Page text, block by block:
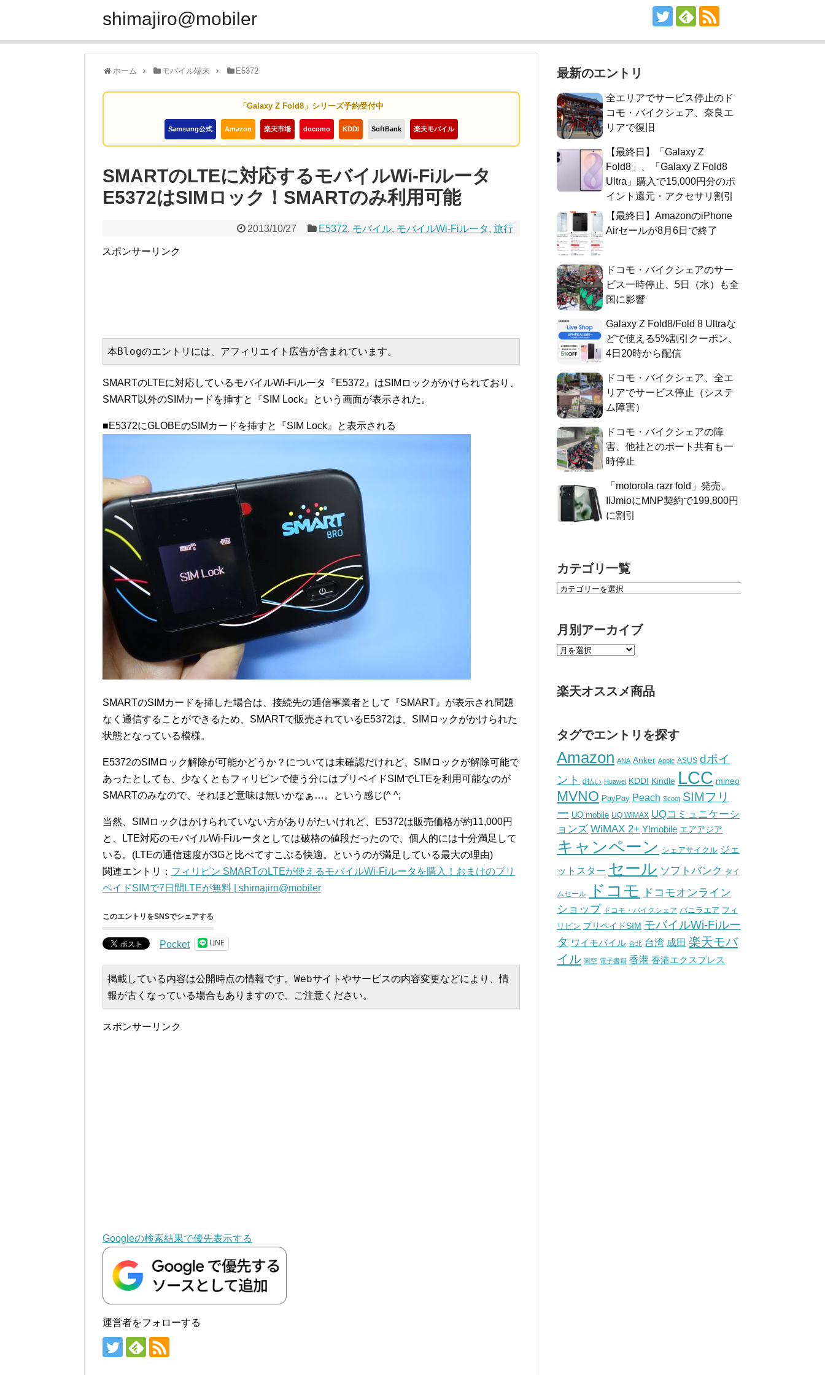
shimajiro@mobiler
ホーム モバイル端末 E5372
「Galaxy Z Fold8」シリーズ予約受付中
Samsung公式 Amazon 楽天市場 docomo KDDI SoftBank 楽天モバイル
SMARTのLTEに対応するモバイルWi-Fiルータ
E5372はSIMロック！SMARTのみ利用可能
2013/10/27 E5372, モバイル, モバイルWi-Fiルータ, 旅行
スポンサーリンク
本Blogのエントリには、アフィリエイト広告が含まれています。
SMARTのLTEに対応しているモバイルWi-Fiルータ『E5372』はSIMロックがかけられており、
SMART以外のSIMカードを挿すと『SIM Lock』という画面が表示された。
■E5372にGLOBEのSIMカードを挿すと『SIM Lock』と表示される
SMARTのSIMカードを挿した場合は、接続先の通信事業者として『SMART』が表示され問題
なく通信することができるため、SMARTで販売されているE5372は、SIMロックがかけられた
状態となっている模様。
E5372のSIMロック解除が可能かどうか？については未確認だけれど、SIMロックが解除可能で
あったとしても、少なくともフィリピンで使う分にはプリペイドSIMでLTEを利用可能なのが
SMARTのみなので、それほど意味は無いかなぁ…。という感じ(^ ^;
当然、SIMロックはかけられていない方がありがたいけれど、E5372は販売価格が約11,000円
と、LTE対応のモバイルWi-Fiルータとしては破格の値段だったので、個人的には十分満足して
いる。(LTEの通信速度が3Gと比べてすこぶる快適。というのが満足している最大の理由)
関連エントリ： フィリピン SMARTのLTEが使えるモバイルWi-Fiルータを購入！おまけのプリ
ペイドSIMで7日間LTEが無料 | shimajiro@mobiler
このエントリをSNSでシェアする
Pocket LINE
掲載している内容は公開時点の情報です。Webサイトやサービスの内容変更などにより、情
報が古くなっている場合もありますので、ご注意ください。
スポンサーリンク
Googleの検索結果で優先表示する
運営者をフォローする
最新のエントリ
全エリアでサービス停止のド
コモ・バイクシェア、奈良エ
リアで復旧
【最終日】「Galaxy Z
Fold8」、「Galaxy Z Fold8
Ultra」購入で15,000円分のポ
イント還元・アクセサリ割引
【最終日】AmazonのiPhone
Airセールが8月6日で終了
ドコモ・バイクシェアのサー
ビス一時停止、5日（水）も全
国に影響
Galaxy Z Fold8/Fold 8 Ultraな
どで使える5%割引クーポン、
4日20時から配信
ドコモ・バイクシェア、全エ
リアでサービス停止（システ
ム障害）
ドコモ・バイクシェアの障
害、他社とのポート共有も一
時停止
「motorola razr fold」発売、
IIJmioにMNP契約で199,800円
に割引
カテゴリ一覧
月別アーカイブ
楽天オススメ商品
タグでエントリを探す
Amazon ANA Anker Apple ASUS dポイ
ント
d払い Huawei KDDI Kindle LCC mineo
MVNO PayPay Peach Scoot SIMフリ
ー UQ mobile UQ WiMAX UQコミュニケーシ
ョンズ WiMAX 2+ Y!mobile エアアジア
キャンペーン シェアサイクル ジェ
ットスター セール ソフトバンク タイ
ムセール ドコモ
ドコモオンライン
ショップ ドコモ・バイクシェア バニラエア フィ
リピン プリペイドSIM モバイルWi-Fiルー
タ ワイモバイル 台北 台湾 成田 楽天モバ
イル 関空 電子書籍 香港 香港エクスプレス